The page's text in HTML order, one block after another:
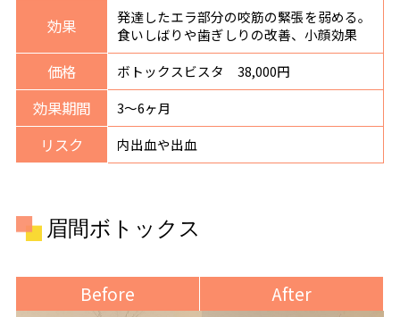
効果
発達したエラ部分の咬筋の緊張を弱める。
食いしばりや歯ぎしりの改善、小顔効果
価格 ボトックスビスタ 38,000円
効果期間 3〜6ヶ月
リスク 内出血や出血
眉間ボトックス
Before After